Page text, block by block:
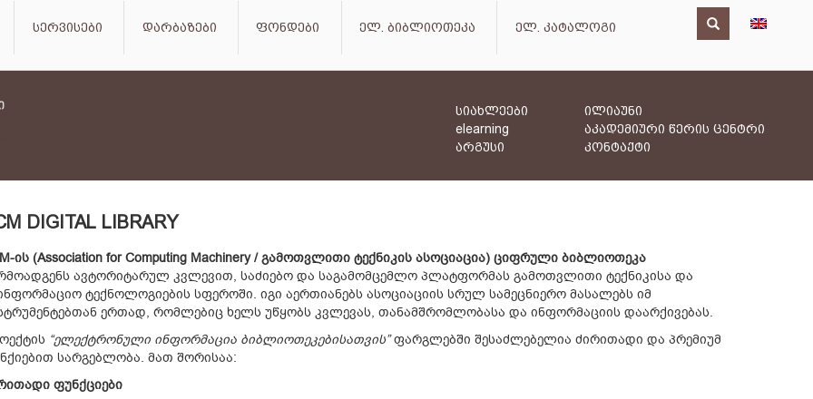
სერვისები დარბაზები ფონდები ელ. ბიბლიოთეკა ელ. კატალოგი
სიახლეები
elearning
არგუსი
ილიაუნი
აკადემიური წერის ცენტრი
კონტაქტი
DIGITAL LIBRARY
ის (Association for Computing Machinery / გამოთვლითი ტექნიკის ასოციაცია) ციფრული ბიბლიოთეკა
ავტორიტარულ კვლევით, საძიებო და საგამომცემლო პლატფორმას გამოთვლითი ტექნიკისა და
ტექნოლოგიების სფეროში. იგი აერთიანებს ასოციაციის სრულ სამეცნიერო მასალებს იმ
ერთად, რომლებიც ხელს უწყობს კვლევას, თანამშრომლობასა და ინფორმაციის დაარქივებას.
“ელექტრონული ინფორმაცია ბიბლიოთეკებისათვის”ფარგლებში შესაძლებელია ძირითადი და პრემიუმ
სარგებლობა. მათ შორისაა:
ფუნქციები